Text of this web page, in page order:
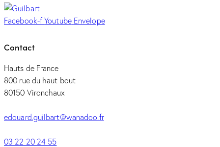
Facebook-f Youtube Envelope
Contact
Hauts de France
800 rue du haut bout
80150 Vironchaux
edouard.guilbart@wanadoo.fr
03 22 20 24 55